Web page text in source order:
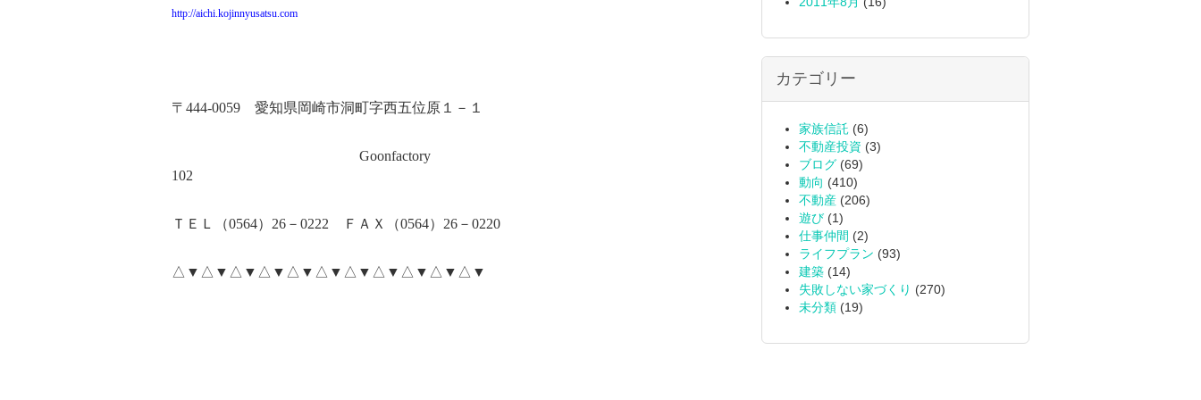
http://aichi.kojinnyusatsu.com
〒 444-0059 愛知県岡崎市洞町字西五位原１－１
Goonfactory
102
ＴＥＬ（0564） 26 － 0222 ＦＡＸ（0564） 26 － 0220
△▼△▼△▼△▼△▼△▼△▼△▼△▼△▼△▼
カテゴリー
家族信託 (6)
不動産投資 (3)
ブログ (69)
動向 (410)
不動産 (206)
遊び (1)
仕事仲間 (2)
ライフプラン (93)
建築 (14)
失敗しない家づくり (270)
未分類 (19)